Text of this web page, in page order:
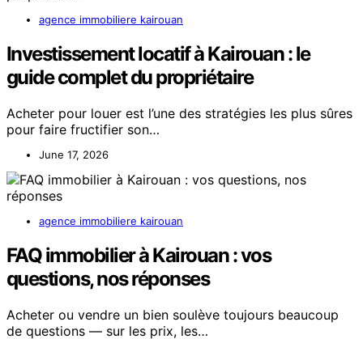
agence immobiliere kairouan
Investissement locatif à Kairouan : le
guide complet du propriétaire
Acheter pour louer est l’une des stratégies les plus sûres
pour faire fructifier son…
June 17, 2026
agence immobiliere kairouan
FAQ immobilier à Kairouan : vos
questions, nos réponses
Acheter ou vendre un bien soulève toujours beaucoup
de questions — sur les prix, les…